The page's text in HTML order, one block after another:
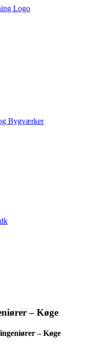
Bygværker
– Køge
– Køge